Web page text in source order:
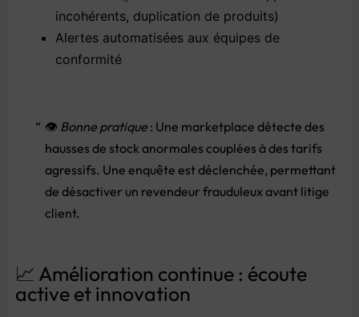
incohérents, duplication de produits)
Alertes automatisées aux équipes de
conformité
👁️ Bonne pratique : Une marketplacedétectedes
haussesde stockanormalescoupléesàdestarifs
agressifs. Uneenquêteestdéclenchée, permettant
dedésactiver un revendeurfrauduleuxavant litige
client.
📈 Amélioration continue : écoute
active et innovation